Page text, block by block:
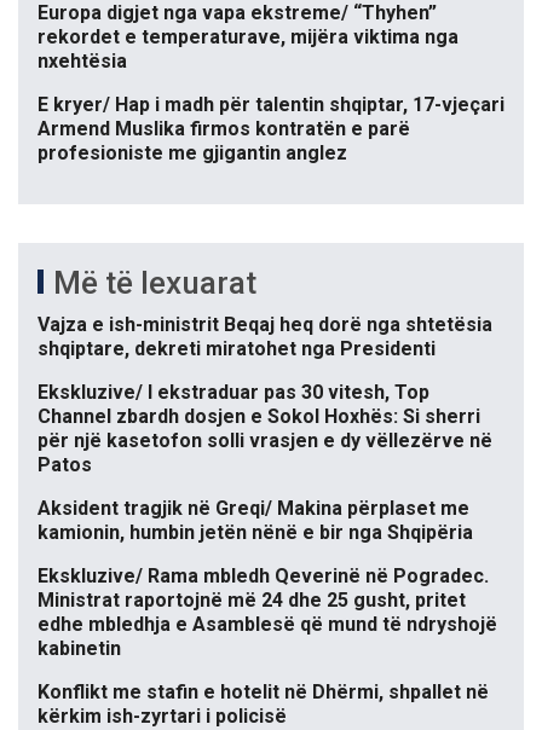
Europa digjet nga vapa ekstreme/ “Thyhen”
rekordet e temperaturave, mijëra viktima nga
nxehtësia
E kryer/ Hap i madh për talentin shqiptar, 17-vjeçari
Armend Muslika firmos kontratën e parë
profesioniste me gjigantin anglez
Më të lexuarat
Vajza e ish-ministrit Beqaj heq dorë nga shtetësia
shqiptare, dekreti miratohet nga Presidenti
Ekskluzive/ I ekstraduar pas 30 vitesh, Top
Channel zbardh dosjen e Sokol Hoxhës: Si sherri
për një kasetofon solli vrasjen e dy vëllezërve në
Patos
Aksident tragjik në Greqi/ Makina përplaset me
kamionin, humbin jetën nënë e bir nga Shqipëria
Ekskluzive/ Rama mbledh Qeverinë në Pogradec.
Ministrat raportojnë më 24 dhe 25 gusht, pritet
edhe mbledhja e Asamblesë që mund të ndryshojë
kabinetin
Konflikt me stafin e hotelit në Dhërmi, shpallet në
kërkim ish-zyrtari i policisë